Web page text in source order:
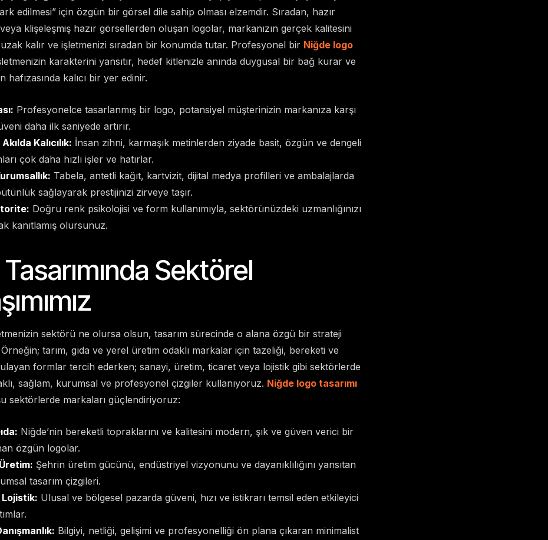
edilmesi” için özgün bir görsel dile sahip olması elzemdir. Sıradan, hazır
klişeleşmiş hazır görsellerden oluşan logolar, markanızın gerçek kalitesini
kalır ve işletmenizi sıradan bir konumda tutar. Profesyonel bir Niğde logo
karakterini yansıtır, hedef kitlenizle anında duygusal bir bağ kurar ve
hafızasında kalıcı bir yer edinir.
Profesyonelce tasarlanmış bir logo, potansiyel müşterinizin markanıza karşı
daha ilk saniyede artırır.
Kalıcılık: İnsan zihni, karmaşık metinlerden ziyade basit, özgün ve dengeli
çok daha hızlı işler ve hatırlar.
Tabela, antetli kağıt, kartvizit, dijital medya profilleri ve ambalajlarda
sağlayarak prestijinizi zirveye taşır.
Doğru renk psikolojisi ve form kullanımıyla, sektörünüzdeki uzmanlığınızı
kanıtlamış olursunuz.
Sektörel
sektörü ne olursa olsun, tasarım sürecinde o alana özgü bir strateji
tarım, gıda ve yerel üretim odaklı markalar için tazeliği, bereketi ve
formlar tercih ederken; sanayi, üretim, ticaret veya lojistik gibi sektörlerde
sağlam, kurumsal ve profesyonel çizgiler kullanıyoruz. Niğde logo tasarımı
sektörlerde markaları güçlendiriyoruz:
Niğde’nin bereketli topraklarını ve kalitesini modern, şık ve güven verici bir
özgün logolar.
Şehrin üretim gücünü, endüstriyel vizyonunu ve dayanıklılığını yansıtan
tasarım çizgileri.
Ulusal ve bölgesel pazarda güveni, hızı ve istikrarı temsil eden etkileyici
Bilgiyi, netliği, gelişimi ve profesyonelliği ön plana çıkaran minimalist